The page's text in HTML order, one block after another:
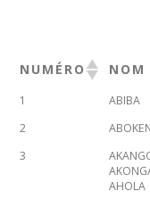
NUMÉRO NOM
1 ABIBA
2
3
AHOLA